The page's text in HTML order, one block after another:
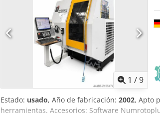
1 /9
Estado: usado, Año de fabricación: 2002, Apto
herramientas. Accesorios: Software